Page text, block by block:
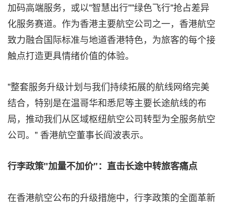
加码高端服务，或以"智慧出行""绿色飞行"抢占差异
化服务赛道。作为香港主要航空公司之一，香港航空
致力融合国际标准与地道香港特色，为旅客的每个接
触点打造更具情绪价值的体验。
"整套服务升级计划与我们持续拓展的航线网络完美
结合，特别是在温哥华和悉尼等主要长途航线的布
局，推动我们从区域枢纽航空公司转型为全服务航空
公司。" 香港航空董事长阎波表示。
行李政策"加量不加价"：直击长途中转旅客痛点
在香港航空公布的升级措施中，行李政策的全面革新